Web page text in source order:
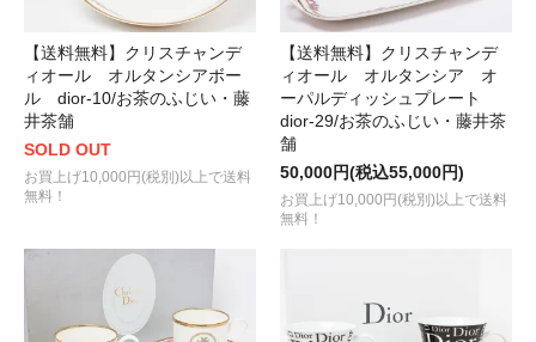
【送料無料】クリスチャンデ
ィオール オルタンシアボー
ル dior-10/お茶のふじい・藤
井茶舗
SOLD OUT
お買上げ10,000円(税別)以上で送料
無料！
【送料無料】クリスチャンデ
ィオール オルタンシア オ
ーパルディッシュプレート
dior-29/お茶のふじい・藤井茶
舗
50,000円(税込55,000円)
お買上げ10,000円(税別)以上で送料
無料！